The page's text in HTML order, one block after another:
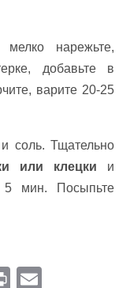
нарежьте,
добавьте в
варите 20-25
соль. Тщательно
или клецки и
5 мин. Посыпьте
Pr